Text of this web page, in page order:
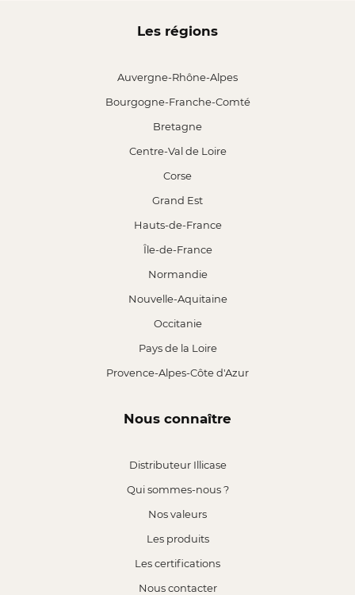
Les régions
Auvergne-Rhône-Alpes
Bourgogne-Franche-Comté
Bretagne
Centre-Val de Loire
Corse
Grand Est
Hauts-de-France
Île-de-France
Normandie
Nouvelle-Aquitaine
Occitanie
Pays de la Loire
Provence-Alpes-Côte d'Azur
Nous connaître
Distributeur Illicase
Qui sommes-nous ?
Nos valeurs
Les produits
Les certifications
Nous contacter